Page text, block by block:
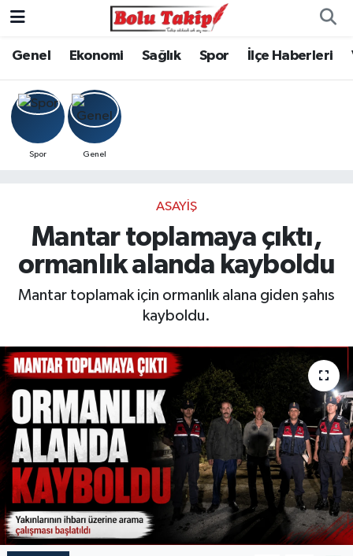
Genel Ekonomi Sağlık Spor İlçe Haberleri
Spor Genel
ASAYIŞ
Mantar toplamaya çıktı,
ormanlık alanda kayboldu
Mantar toplamak için ormanlık alana giden şahıs
kayboldu.